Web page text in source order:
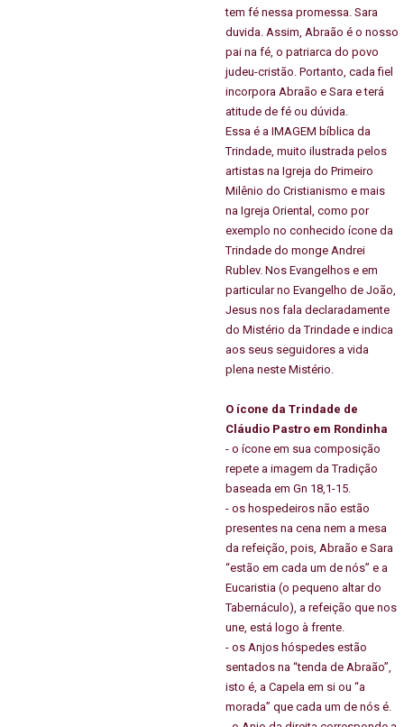
tem fé nessa promessa. Sara
duvida. Assim, Abraão é o nosso
pai na fé, o patriarca do povo
judeu-cristão. Portanto, cada fiel
incorpora Abraão e Sara e terá
atitude de fé ou dúvida.
Essa é a IMAGEM bíblica da
Trindade, muito ilustrada pelos
artistas na Igreja do Primeiro
Milênio do Cristianismo e mais
na Igreja Oriental, como por
exemplo no conhecido ícone da
Trindade do monge Andrei
Rublev. Nos Evangelhos e em
particular no Evangelho de João,
Jesus nos fala declaradamente
do Mistério da Trindade e indica
aos seus seguidores a vida
plena neste Mistério.
O ícone da Trindade de
Cláudio Pastro em Rondinha
- o ícone em sua composição
repete a imagem da Tradição
baseada em Gn 18,1-15.
- os hospedeiros não estão
presentes na cena nem a mesa
da refeição, pois, Abraão e Sara
“estão em cada um de nós” e a
Eucaristia (o pequeno altar do
Tabernáculo), a refeição que nos
une, está logo à frente.
- os Anjos hóspedes estão
sentados na “tenda de Abraão”,
isto é, a Capela em si ou “a
morada” que cada um de nós é.